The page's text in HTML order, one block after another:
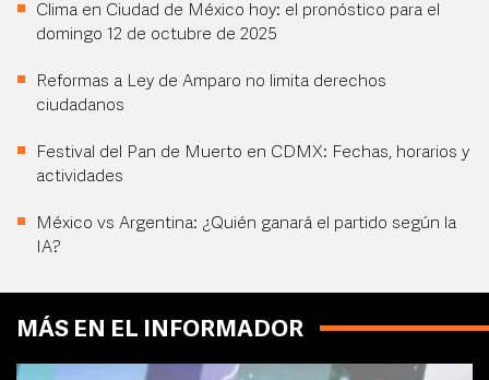
Clima en Ciudad de México hoy: el pronóstico para el
domingo 12 de octubre de 2025
Reformas a Ley de Amparo no limita derechos
ciudadanos
Festival del Pan de Muerto en CDMX: Fechas, horarios y
actividades
México vs Argentina: ¿Quién ganará el partido según la
IA?
MÁS EN EL INFORMADOR